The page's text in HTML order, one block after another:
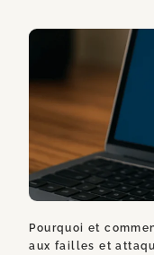
Pourquoi et
aux failles et